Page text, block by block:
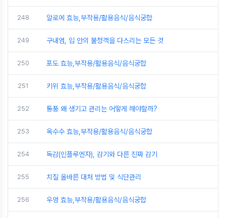
248 알로에 효능,부작용/활용음식/음식궁합
249 구내염, 입 안의 불청객을 다스리는 모든 것
250 포도 효능,부작용/활용음식/음식궁합
251 키위 효능,부작용/활용음식/음식궁합
252 통풍 왜 생기고 관리는 어떻게 해야할까?
253 옥수수 효능,부작용/활용음식/음식궁합
254 독감(인플루엔자), 감기와 다른 진짜 감기
255 치질 올바른 대처 방법 및 식단관리
256 우엉 효능,부작용/활용음식/음식궁합